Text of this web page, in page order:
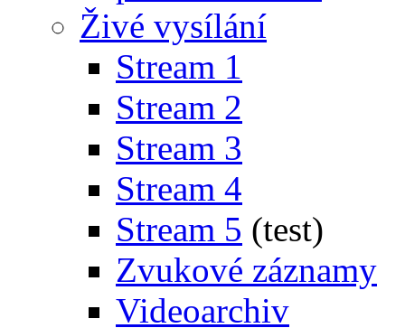
Živé vysílání
Stream 1
Stream 2
Stream 3
Stream 4
Stream 5 (test)
Zvukové záznamy
Videoarchiv